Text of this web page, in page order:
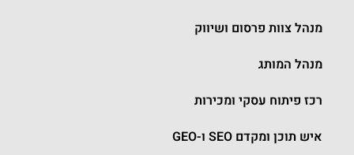
מנהל צוות פרסום ושיווק
מנהל המותג
רכז פיתוח עסקי ומכירות
איש תוכן ומקדם SEO ו-GEO